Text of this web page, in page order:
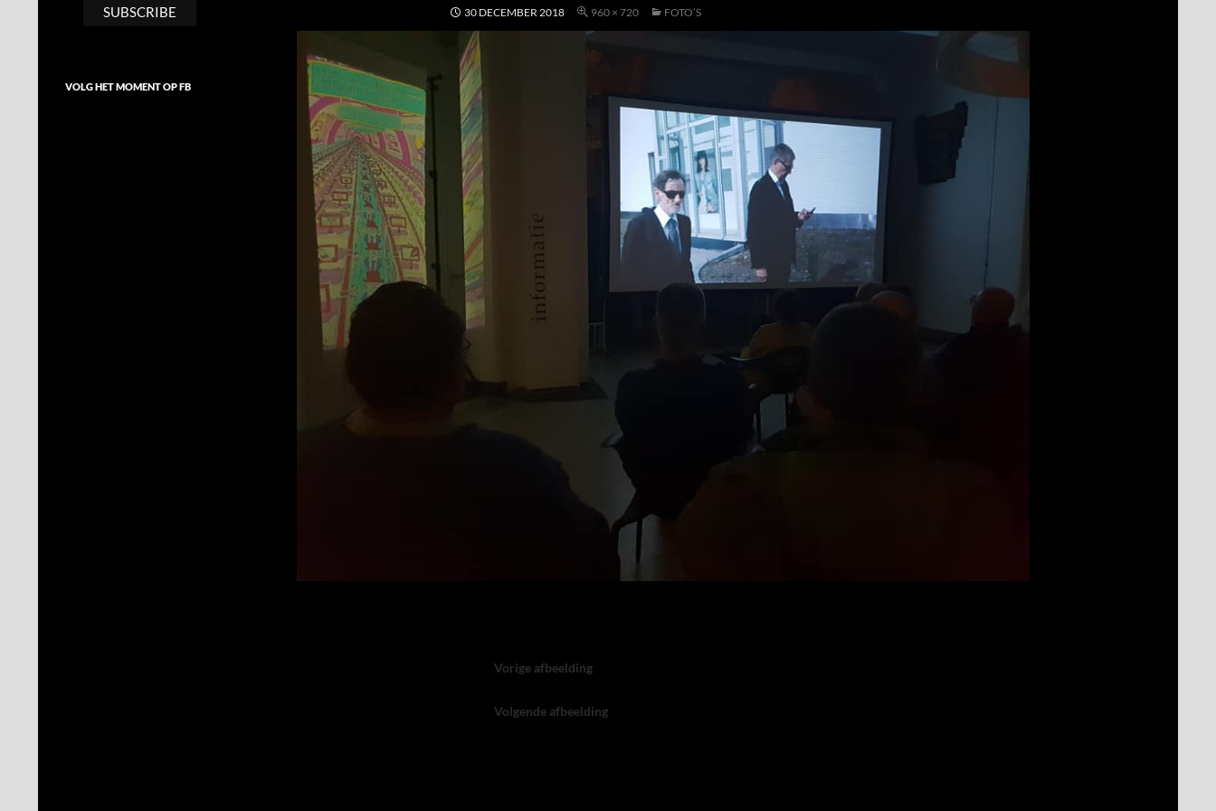
30 DECEMBER 2018 960 × 720 FOTO’S
Vorige afbeelding
Volgende afbeelding
VOLG HET MOMENT OP FB